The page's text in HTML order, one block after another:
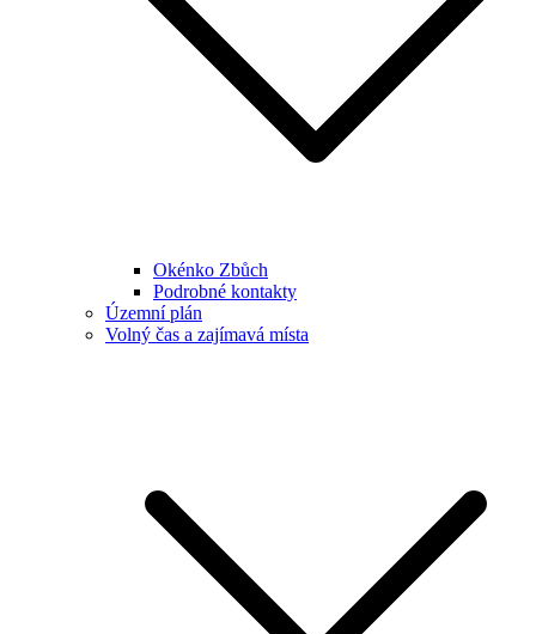
Okénko Zbůch
Podrobné kontakty
Územní plán
Volný čas a zajímavá místa